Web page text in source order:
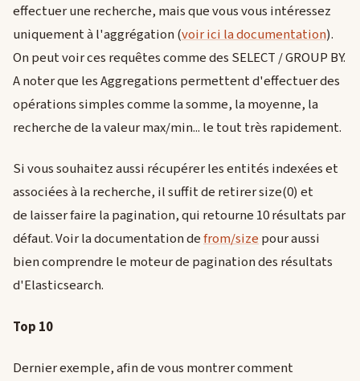
effectuer une recherche, mais que vous vous intéressez
uniquement à l'aggrégation (voir ici la documentation).
On peut voir ces requêtes comme des SELECT / GROUP BY.
A noter que les Aggregations permettent d'effectuer des
opérations simples comme la somme, la moyenne, la
recherche de la valeur max/min... le tout très rapidement.
Si vous souhaitez aussi récupérer les entités indexées et
associées à la recherche, il suffit de retirer size(0) et
de laisser faire la pagination, qui retourne 10 résultats par
défaut. Voir la documentation defrom/sizepour aussi
bien comprendre le moteur de pagination des résultats
d'Elasticsearch.
Top 10
Dernier exemple, afin de vous montrer comment